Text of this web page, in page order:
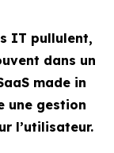
IT pullulent,
dans un
made in
une gestion
l’utilisateur.